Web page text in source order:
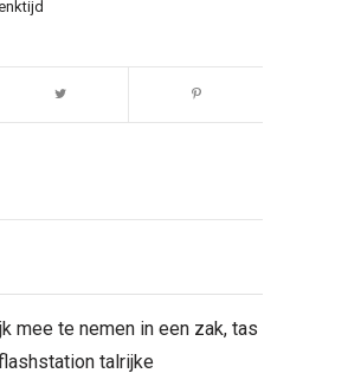
mee te nemen in een zak, tas
talrijke